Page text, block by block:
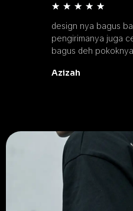
★ ★ ★ ★ ★
design nya bagus
pengirimanya juga
bagus deh pokoknya
Azizah